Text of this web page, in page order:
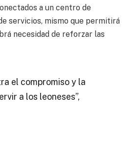
a un centro de
servicios, mismo que permitirá
necesidad de reforzar las
el compromiso y la
a los leoneses”,